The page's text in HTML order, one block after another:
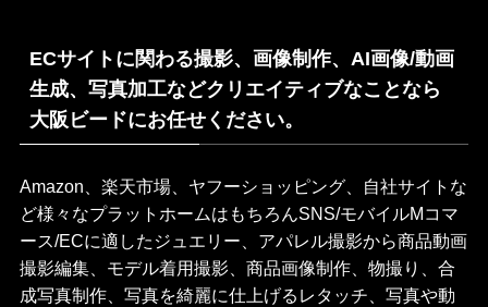
ECサイトに関わる撮影、画像制作、AI画像/動画
生成、写真加工などクリエイティブなことなら
大阪ビードにお任せください。
Amazon、楽天市場、ヤフーショッピング、自社サイトな
ど様々なプラットホームはもちろんSNS/モバイルMコマ
ース/ECに適したジュエリー、アパレル撮影から商品動画
撮影編集、モデル着用撮影、商品画像制作、物撮り、合
成写真制作、写真を綺麗に仕上げるレタッチ、写真や動